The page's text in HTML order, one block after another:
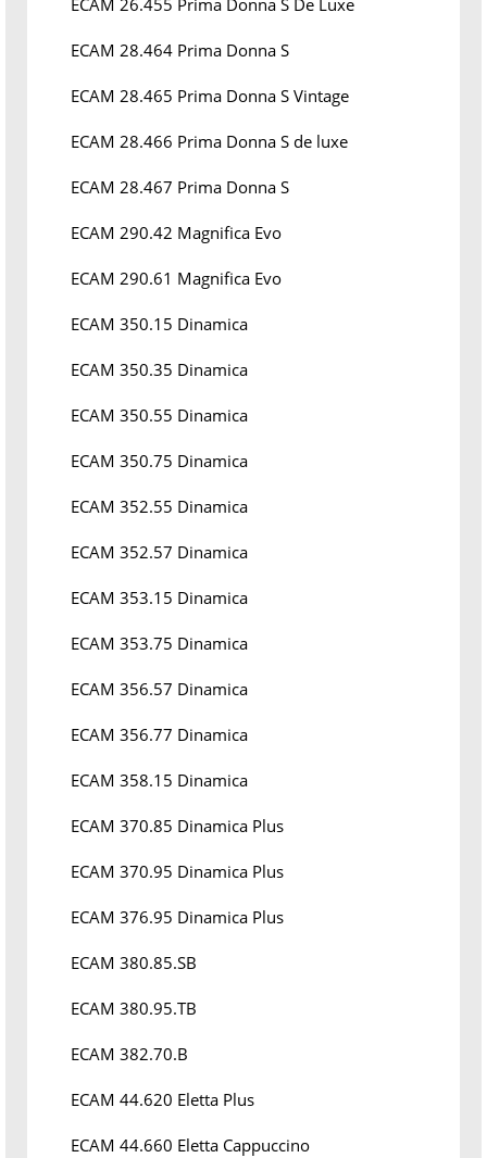
ECAM 26.455 Prima Donna S De Luxe
ECAM 28.464 Prima Donna S
ECAM 28.465 Prima Donna S Vintage
ECAM 28.466 Prima Donna S de luxe
ECAM 28.467 Prima Donna S
ECAM 290.42 Magnifica Evo
ECAM 290.61 Magnifica Evo
ECAM 350.15 Dinamica
ECAM 350.35 Dinamica
ECAM 350.55 Dinamica
ECAM 350.75 Dinamica
ECAM 352.55 Dinamica
ECAM 352.57 Dinamica
ECAM 353.15 Dinamica
ECAM 353.75 Dinamica
ECAM 356.57 Dinamica
ECAM 356.77 Dinamica
ECAM 358.15 Dinamica
ECAM 370.85 Dinamica Plus
ECAM 370.95 Dinamica Plus
ECAM 376.95 Dinamica Plus
ECAM 380.85.SB
ECAM 380.95.TB
ECAM 382.70.B
ECAM 44.620 Eletta Plus
ECAM 44.660 Eletta Cappuccino